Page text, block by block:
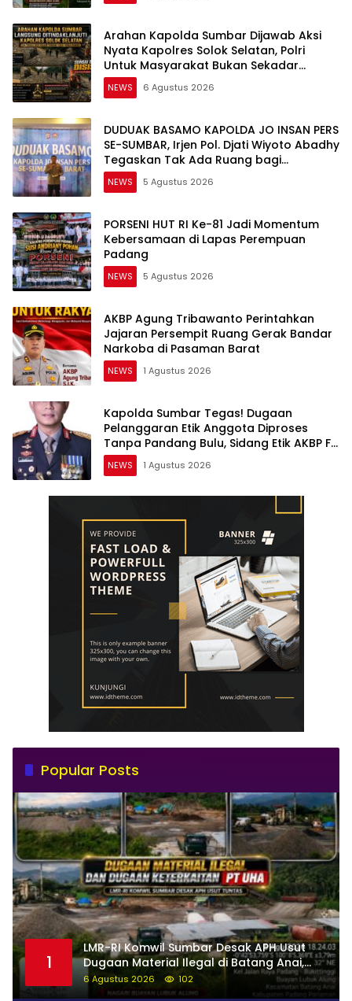
Arahan Kapolda Sumbar Dijawab Aksi
Nyata Kapolres Solok Selatan, Polri
Untuk Masyarakat Bukan Sekadar
Slogan
NEWS 6 Agustus 2026
DUDUAK BASAMO KAPOLDA JO INSAN PERS
SE-SUMBAR, Irjen Pol. Djati Wiyoto Abadhy
Tegaskan Tak Ada Ruang bagi
Pelanggar Hukum di Internal Polri
NEWS 5 Agustus 2026
PORSENI HUT RI Ke-81 Jadi Momentum
Kebersamaan di Lapas Perempuan
Padang
NEWS 5 Agustus 2026
AKBP Agung Tribawanto Perintahkan
Jajaran Persempit Ruang Gerak Bandar
Narkoba di Pasaman Barat
NEWS 1 Agustus 2026
Kapolda Sumbar Tegas! Dugaan
Pelanggaran Etik Anggota Diproses
Tanpa Pandang Bulu, Sidang Etik AKBP F
Dipercepat
NEWS 1 Agustus 2026
Popular Posts
1
LMR-RI Komwil Sumbar Desak APH Usut
Dugaan Material Ilegal di Batang Anai,
Dugaan Keterkaitan PT UHA Diminta
Diselidiki Tuntas
6 Agustus 2026 102